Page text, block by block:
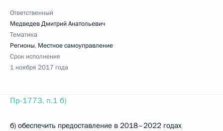
Ответственный
Медведев Дмитрий Анатольевич
Тематика
Регионы, Местное самоуправление
Срок исполнения
1 ноября 2017 года
Пр-1773, п.1 б)
б) обеспечить предоставление в 2018–2022 годах